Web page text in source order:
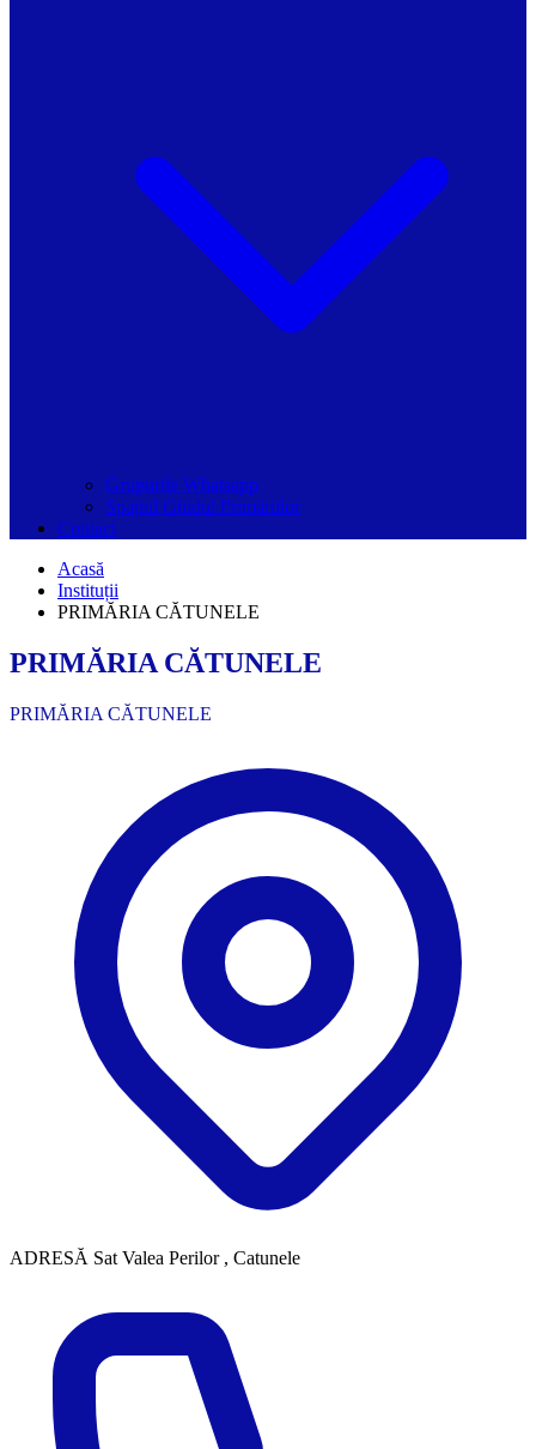
Grupurile Whatsapp
Spațiul Ghidul Primăriilor
Contact
Acasă
Instituții
PRIMĂRIA CĂTUNELE
PRIMĂRIA CĂTUNELE
PRIMĂRIA CĂTUNELE
ADRESĂ Sat Valea Perilor , Catunele